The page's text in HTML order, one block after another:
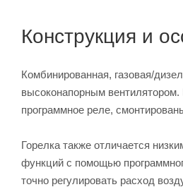
Конструкция и
Комбинированная, газовая/
высоконапорным
программное реле,
Горелка также отличается
функций с помощью
точно регулировать расход